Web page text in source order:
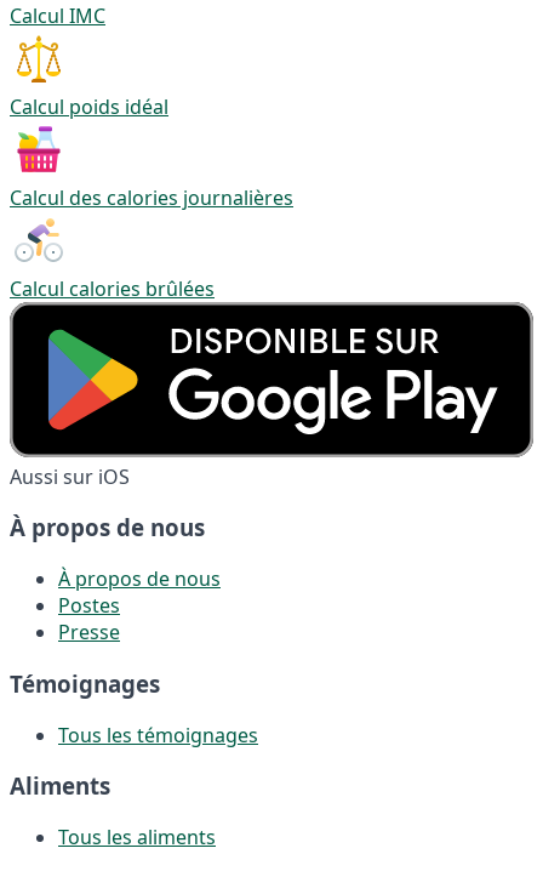
Calcul IMC
Calcul poids idéal
Calcul des calories journalières
Calcul calories brûlées
Aussi sur iOS
À propos de nous
À propos de nous
Postes
Presse
Témoignages
Tous les témoignages
Aliments
Tous les aliments